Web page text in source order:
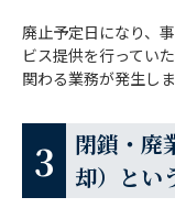
廃止予定日になり、
ビス提供を行ってい
関わる業務が発生しま
閉鎖・廃
却）とい